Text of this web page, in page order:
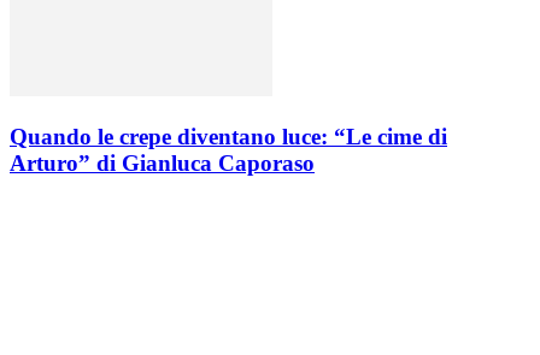
Quando le crepe diventano luce: “Le cime di
Arturo” di Gianluca Caporaso